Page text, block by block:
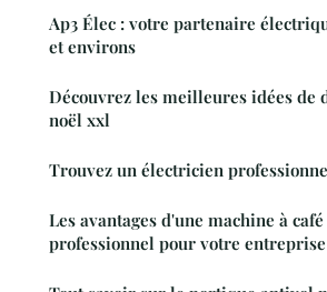
Ap3 Élec : votre partenaire
et environs
Découvrez les meilleures idées de
noël xxl
Trouvez un électricien
Les avantages d'une machine à
professionnel pour votre entreprise